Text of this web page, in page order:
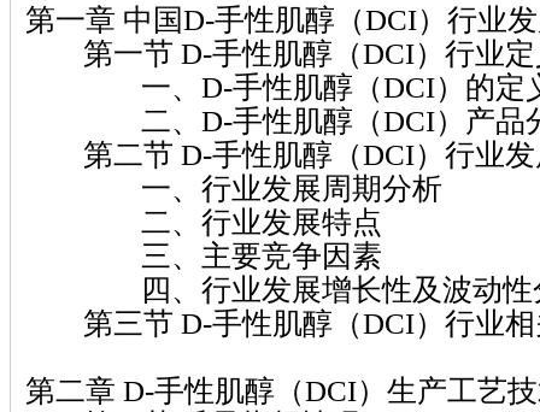
第一章 中国D-手性肌醇（DCI）行业
第一节 D-手性肌醇（DCI）行业定
一、D-手性肌醇（DCI）的定
二、D-手性肌醇（DCI）产品
第二节 D-手性肌醇（DCI）行业发
一、行业发展周期分析
二、行业发展特点
三、主要竞争因素
四、行业发展增长性及波动性
第三节 D-手性肌醇（DCI）行业相
第二章 D-手性肌醇（DCI）生产工艺